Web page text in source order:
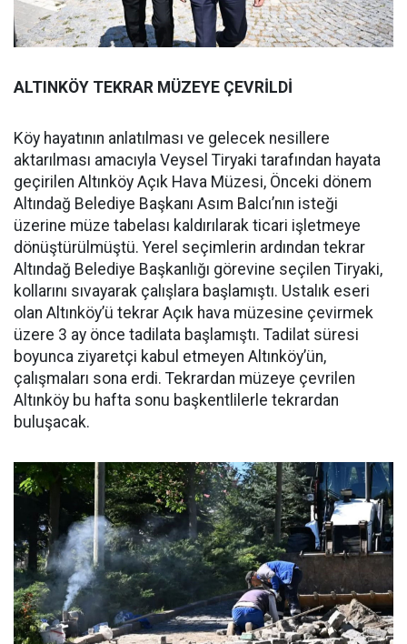
ALTINKÖY TEKRAR MÜZEYE ÇEVRİLDİ
Köy hayatının anlatılması ve gelecek nesillere
aktarılması amacıyla Veysel Tiryaki tarafından hayata
geçirilen Altınköy Açık Hava Müzesi, Önceki dönem
Altındağ Belediye Başkanı Asım Balcı’nın isteği
üzerine müze tabelası kaldırılarak ticari işletmeye
dönüştürülmüştü. Yerel seçimlerin ardından tekrar
Altındağ Belediye Başkanlığı görevine seçilen Tiryaki,
kollarını sıvayarak çalışlara başlamıştı. Ustalık eseri
olan Altınköy’ü tekrar Açık hava müzesine çevirmek
üzere 3 ay önce tadilata başlamıştı. Tadilat süresi
boyunca ziyaretçi kabul etmeyen Altınköy’ün,
çalışmaları sona erdi. Tekrardan müzeye çevrilen
Altınköy bu hafta sonu başkentlilerle tekrardan
buluşacak.